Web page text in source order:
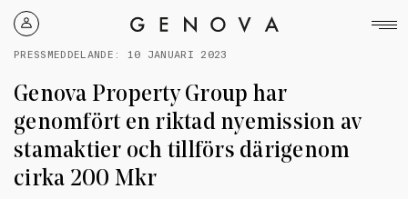
Genova
Property
PRESSMEDDELANDE: 10 JANUARI 2023
Genova Property Group har
genomfört en riktad nyemission av
stamaktier och tillförs därigenom
cirka 200 Mkr